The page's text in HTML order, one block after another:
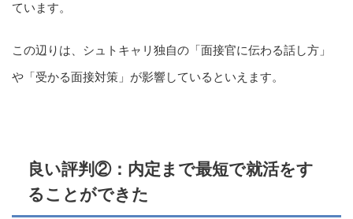
ています。
この辺りは、シュトキャリ独自の「面接官に伝わる話し方」
や「受かる面接対策」が影響しているといえます。
良い評判②：内定まで最短で就活をす
ることができた